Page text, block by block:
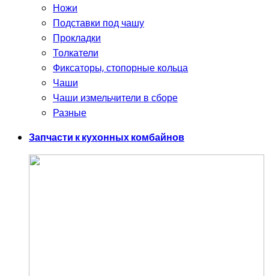
Ножи
Подставки под чашу
Прокладки
Толкатели
Фиксаторы, стопорные кольца
Чаши
Чаши измельчители в сборе
Разные
Запчасти к кухонных комбайнов